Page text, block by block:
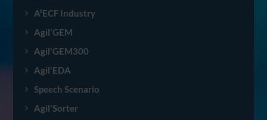
A²ECF Industry
Agil'GEM
Agil'GEM300
Agil'EDA
Speech Scenario
Agil'Sorter